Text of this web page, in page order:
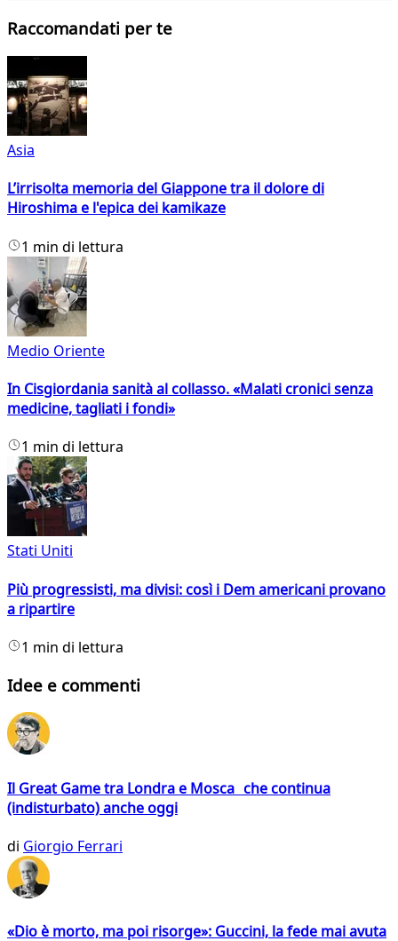
Raccomandati per te
Asia
L’irrisolta memoria del Giappone tra il dolore di
Hiroshima e l'epica dei kamikaze
1 min di lettura
Medio Oriente
In Cisgiordania sanità al collasso. «Malati cronici senza
medicine, tagliati i fondi»
1 min di lettura
Stati Uniti
Più progressisti, ma divisi: così i Dem americani provano
a ripartire
1 min di lettura
Idee e commenti
Il Great Game tra Londra e Mosca che continua
(indisturbato) anche oggi
di Giorgio Ferrari
«Dio è morto, ma poi risorge»: Guccini, la fede mai avuta